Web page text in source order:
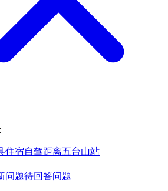
住宿自驾距离五台山站
问题待回答问题